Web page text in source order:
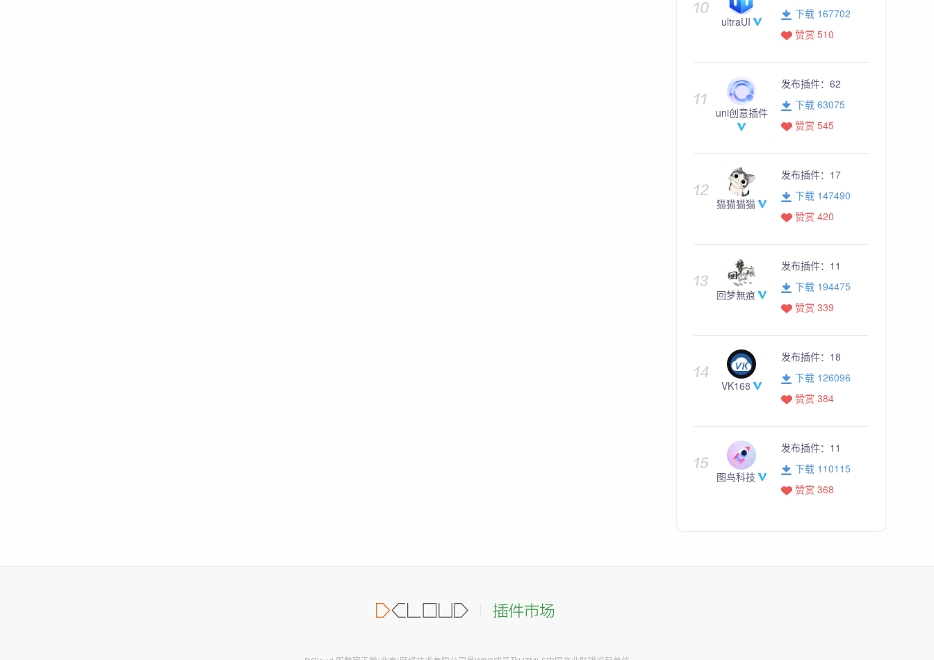
ultraUI
下载 167702
赞赏 510
uni创意插件
发布插件： 62
下载 63075
赞赏 545
猫猫猫猫
发布插件： 17
下载 147490
赞赏 420
回梦無痕
发布插件： 11
下载 194475
赞赏 339
VK168
发布插件： 18
下载 126096
赞赏 384
图鸟科技
发布插件： 11
下载 110115
赞赏 368